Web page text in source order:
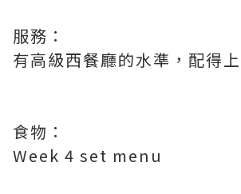
服務：
有高級西餐廳的水準，配得
食物：
Week 4 set menu